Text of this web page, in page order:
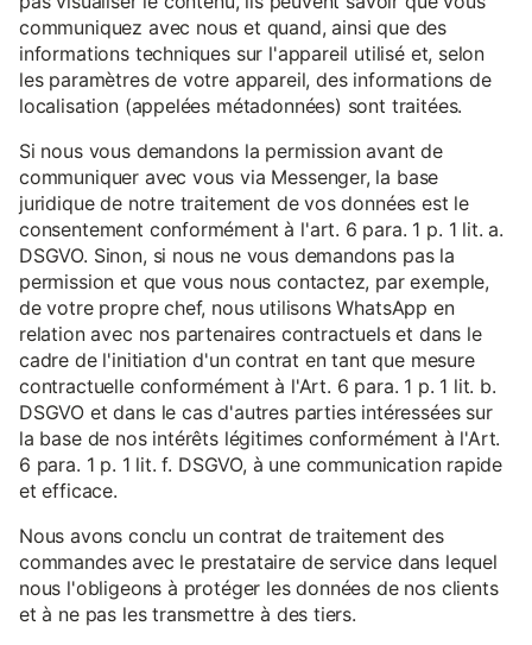
communiquez avec nous et quand, ainsi que des
informations techniques sur l'appareil utilisé et, selon
les paramètres de votre appareil, des informations de
localisation (appelées métadonnées) sont traitées.
Si nous vous demandons la permission avant de
communiquer avec vous via Messenger, la base
juridique de notre traitement de vos données est le
consentement conformément à l'art. 6 para. 1 p. 1 lit. a.
DSGVO. Sinon, si nous ne vous demandons pas la
permission et que vous nous contactez, par exemple,
de votre propre chef, nous utilisons WhatsApp en
relation avec nos partenaires contractuels et dans le
cadre de l'initiation d'un contrat en tant que mesure
contractuelle conformément à l'Art. 6 para. 1 p. 1 lit. b.
DSGVO et dans le cas d'autres parties intéressées sur
la base de nos intérêts légitimes conformément à l'Art.
6 para. 1 p. 1 lit. f. DSGVO, à une communication rapide
et efficace.
Nous avons conclu un contrat de traitement des
commandes avec le prestataire de service dans lequel
nous l'obligeons à protéger les données de nos clients
et à ne pas les transmettre à des tiers.